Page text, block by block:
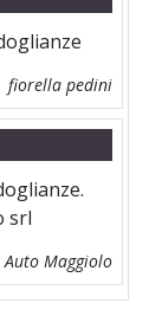
fiorella pedini
srl
Auto Maggiolo